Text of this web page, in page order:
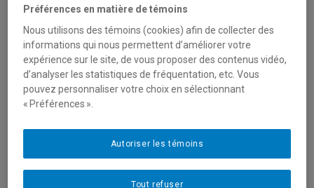
Professeur
Préférences en matière de témoins
Nous utilisons des témoins (cookies) afin de collecter des
informations qui nous permettent d’améliorer votre
expérience sur le site, de vous proposer des contenus vidéo,
d’analyser les statistiques de fréquentation, etc. Vous
pouvez personnaliser votre choix en sélectionnant
« Préférences ».
Tout refuser
Autoriser les témoins